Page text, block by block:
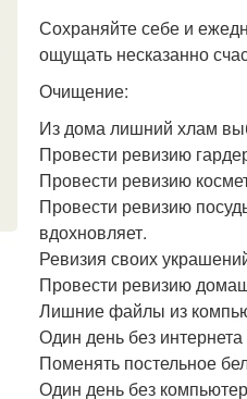
Сохраняйте себе и
ощущать несказанно
Очищение:
Из дома лишний хлам
Провести ревизию
Провести ревизию
Провести ревизию
вдохновляет.
Ревизия своих
Провести ревизию
Лишние файлы из
Один день без интернета
Поменять постельное
Один день без